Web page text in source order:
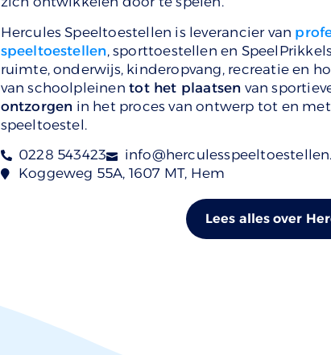
Hercules Speeltoestellen is leverancier van
speeltoestellen, sporttoestellen en
ruimte, onderwijs, kinderopvang, recreatie en
van schoolpleinentot het plaatsen van
ontzorgen in het proces van ontwerp tot en
speeltoestel.
0228 543423
Koggeweg 55A, 1607 MT, Hem
Lees alles over